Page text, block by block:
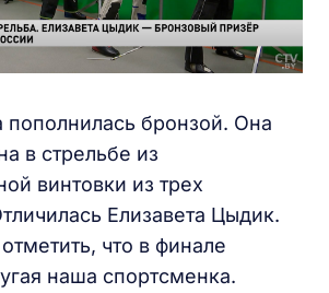
пополнилась бронзой. Она
в стрельбе из
винтовки из трех
Елизавета Цыдик.
что в финале
наша спортсменка.